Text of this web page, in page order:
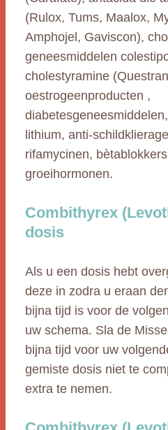
(Rulox, Tums, Maalox,
Amphojel, Gaviscon),
geneesmiddelen
cholestyramine
oestrogeenproducten ,
lithium, anti-
rifamycinen,
groeihormonen.
Combithyrex
dosis
Als u een dosis hebt
deze in zodra u eraan
bijna tijd is voor de
uw schema. Sla de
bijna tijd voor uw
gemiste dosis niet te
extra te nemen.